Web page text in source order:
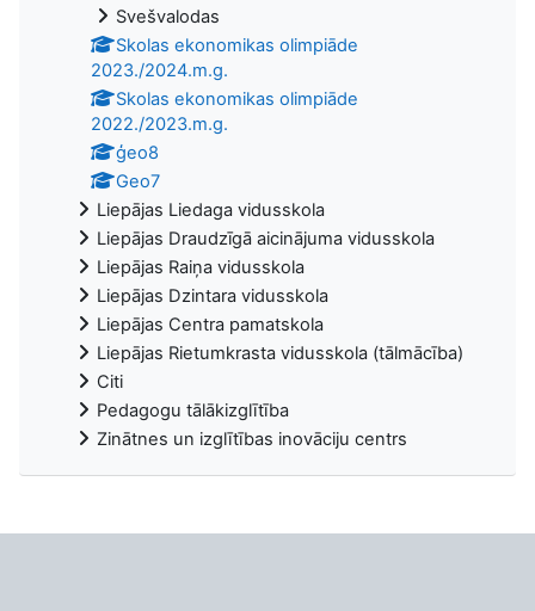
Svešvalodas
Skolas ekonomikas olimpiāde
2023./2024.m.g.
Skolas ekonomikas olimpiāde
2022./2023.m.g.
ģeo8
Geo7
Liepājas Liedaga vidusskola
Liepājas Draudzīgā aicinājuma vidusskola
Liepājas Raiņa vidusskola
Liepājas Dzintara vidusskola
Liepājas Centra pamatskola
Liepājas Rietumkrasta vidusskola (tālmācība)
Citi
Pedagogu tālākizglītība
Zinātnes un izglītības inovāciju centrs